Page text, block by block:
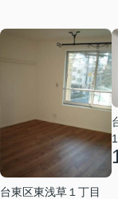
台東区東浅草１丁目